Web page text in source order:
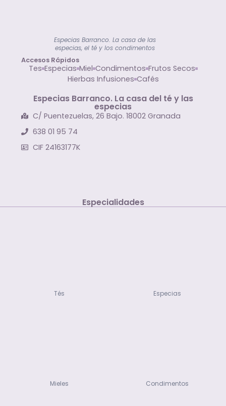
Especias Barranco. La casa de las
especias, el té y los condimentos
Accesos Rápidos
Tes Especias Miel Condimentos Frutos Secos
Hierbas Infusiones Cafés
Especias Barranco. La casa del té y las
especias
C/ Puentezuelas, 26 Bajo. 18002 Granada
638 01 95 74
CIF 24163177K
Especialidades
Tés Especias
Mieles Condimentos